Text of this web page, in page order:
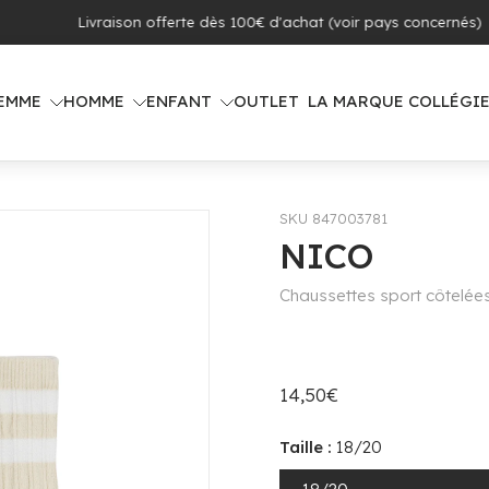
offerte dès 100€ d'achat (voir pays concernés)
HOMME ENFANT OUTLET LA MARQUE
SKU 847003781
NICO
Chaussettes sport
14,50€
Taille : 18/20